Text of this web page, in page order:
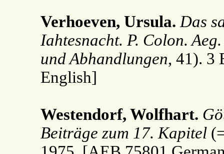
Verhoeven, Ursula. Das
Iahtesnacht. P. Colon.
und Abhandlungen, 41). 3
English]
Westendorf, Wolfhart.
Beiträge zum 17. Kapitel